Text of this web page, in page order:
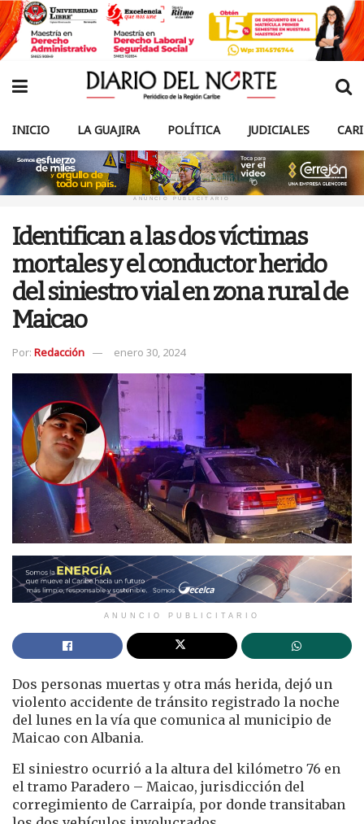
INICIO LA GUAJIRA POLÍTICA JUDICIALES
ANUNCIO PUBLICITARIO
Identifican a las dos víctimas
mortales y el conductor herido
del siniestro vial en zona rural de
Maicao
Por: Redacción enero 30, 2024
ANUNCIO PUBLICITARIO
Dos personas muertas y otra más herida, dejó un
violento accidente de tránsito registrado la noche
del lunes en la vía que comunica al municipio de
Maicao con Albania.
El siniestro ocurrió a la altura del kilómetro 76 en
el tramo Paradero – Maicao, jurisdicción del
corregimiento de Carraipía, por donde transitaban